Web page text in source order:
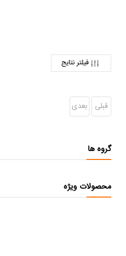
فیلتر نتایج
قبلی بعدی
گروه ها
محصولات ویژه